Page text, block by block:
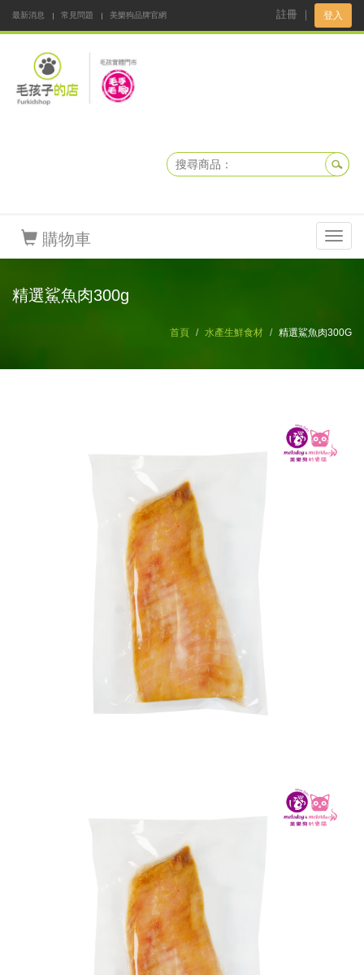
最新消息 常見問題
美樂狗品牌官網
註冊 登入
購物車
精選鯊魚肉300g
首頁 水產生鮮食材 精選鯊魚肉300G